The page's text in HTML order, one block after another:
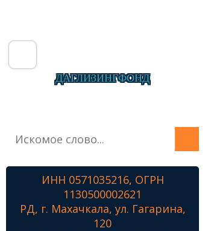
ДАГЛИЗИНГФОНД
О фонде
Лизинг
Наши проекты
ИНН 0571035216, ОГРН
1130500002621
РД, г. Махачкала, ул. Гагарина,
120